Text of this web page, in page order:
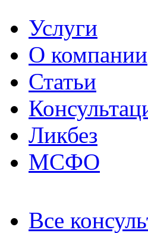
Услуги
О компании
Статьи
Ликбез
МСФО
Все